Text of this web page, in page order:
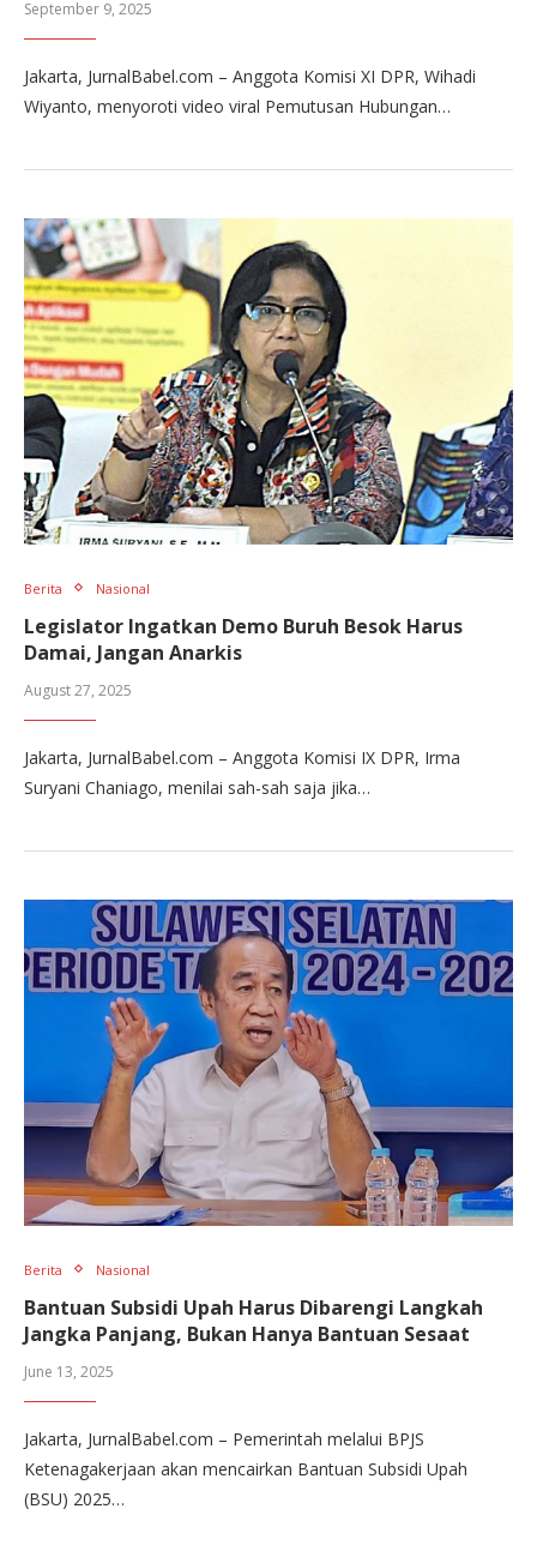
September 9, 2025
Jakarta, JurnalBabel.com – Anggota Komisi XI DPR, Wihadi
Wiyanto, menyoroti video viral Pemutusan Hubungan…
Berita Nasional
Legislator Ingatkan Demo Buruh Besok Harus
Damai, Jangan Anarkis
August 27, 2025
Jakarta, JurnalBabel.com – Anggota Komisi IX DPR, Irma
Suryani Chaniago, menilai sah-sah saja jika…
Berita Nasional
Bantuan Subsidi Upah Harus Dibarengi Langkah
Jangka Panjang, Bukan Hanya Bantuan Sesaat
June 13, 2025
Jakarta, JurnalBabel.com – Pemerintah melalui BPJS
Ketenagakerjaan akan mencairkan Bantuan Subsidi Upah
(BSU) 2025…